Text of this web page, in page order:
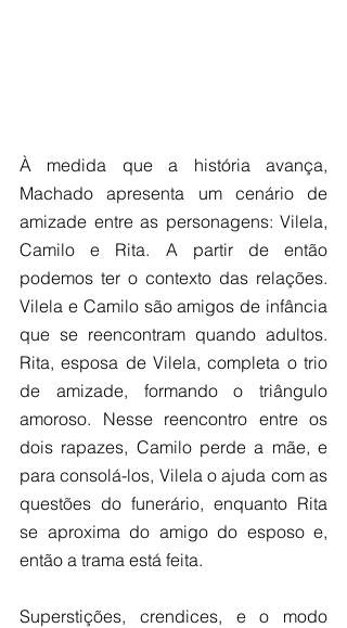
À medida que a história avança,
Machado apresenta um cenário de
amizade entre as personagens: Vilela,
Camilo e Rita. A partir de então
podemos ter o contexto das relações.
Vilela e Camilo são amigos de infância
que se reencontram quando adultos.
Rita, esposa de Vilela, completa o trio
de amizade, formando o triângulo
amoroso. Nesse reencontro entre os
dois rapazes, Camilo perde a mãe, e
para consolá-los, Vilela o ajuda com as
questões do funerário, enquanto Rita
se aproxima do amigo do esposo e,
então a trama está feita.
Superstições, crendices, e o modo